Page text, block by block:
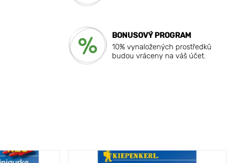
BONUSOVÝ PROGRAM
10% vynaložených prostředků
budou vráceny na váš účet.